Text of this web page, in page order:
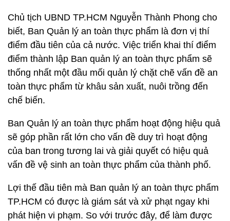
Chủ tịch UBND TP.HCM Nguyễn Thành Phong cho
biết, Ban Quản lý an toàn thực phẩm là đơn vị thí
điểm đầu tiên của cả nước. Việc triển khai thí điểm
điểm thành lập Ban quản lý an toàn thực phẩm sẽ
thống nhất một đầu mối quản lý chặt chẽ vấn đề an
toàn thực phẩm từ khâu sản xuất, nuôi trồng đến
chế biến.
Ban Quản lý an toàn thực phẩm hoạt động hiệu quả
sẽ góp phần rất lớn cho vấn đề duy trì hoạt động
của ban trong tương lai và giải quyết có hiệu quả
vấn đề vệ sinh an toàn thực phẩm của thành phố.
Lợi thế đầu tiên mà Ban quản lý an toàn thực phẩm
TP.HCM có được là giám sát và xử phạt ngay khi
phát hiện vi phạm. So với trước đây, để làm được